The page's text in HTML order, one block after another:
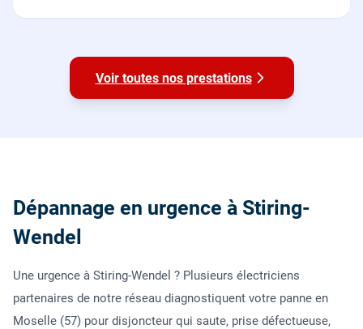
Voir toutes nos prestations
Dépannage en urgence à Stiring-
Wendel
Une urgence à Stiring-Wendel ? Plusieurs électriciens
partenaires de notre réseau diagnostiquent votre panne en
Moselle (57) pour disjoncteur qui saute, prise défectueuse,